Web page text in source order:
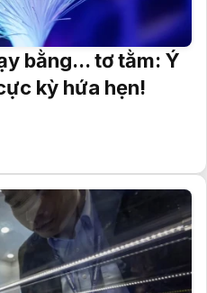
bằng... tơ tằm: Ý
kỳ hứa hẹn!